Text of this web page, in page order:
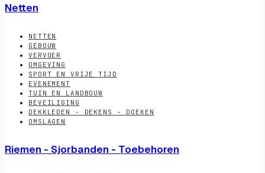
Netten
NETTEN
GEBOUW
VERVOER
OMGEVING
SPORT EN VRIJE TIJD
EVENEMENT
TUIN EN LANDBOUW
BEVEILIGING
DEKKLEDEN - DEKENS - DOEKEN
OMSLAGEN
Riemen - Sjorbanden - Toebehoren